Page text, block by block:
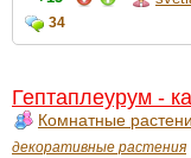
34
Гептаплеурум -
Комнатные
декоративные растения